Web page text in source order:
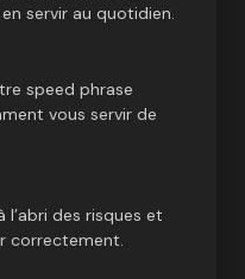
servir au quotidien.
speed phrase
vous servir de
des risques et
correctement.